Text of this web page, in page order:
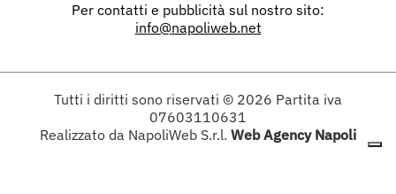
Per contatti e pubblicità sul nostro sito:
info@napoliweb.net
Tutti i diritti sono riservati © 2026 Partita iva
07603110631
Realizzato da NapoliWeb S.r.l. Web Agency Napoli